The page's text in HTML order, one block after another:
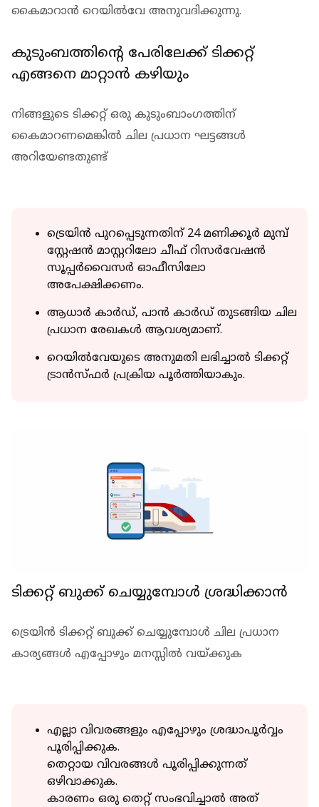
കൈമാറാന്‍ റെയില്‍വേ അനുവദിക്കുന്നു.
കുടുംബത്തിന്റെ പേരിലേക്ക് ടിക്കറ്റ്
എങ്ങനെ മാറ്റാന്‍ കഴിയും
നിങ്ങളുടെ ടിക്കറ്റ് ഒരു കുടുംബാംഗത്തിന്
കൈമാറണമെങ്കില്‍ ചില പ്രധാന ഘട്ടങ്ങള്‍
അറിയേണ്ടതുണ്ട്
ട്രെയിന്‍ പുറപ്പെടുന്നതിന് 24 മണിക്കൂര്‍ മുമ്പ്
സ്റ്റേഷന്‍ മാസ്റ്ററിലോ ചീഫ് റിസര്‍വേഷന്‍
സൂപ്പര്‍വൈസര്‍ ഓഫീസിലോ
അപേക്ഷിക്കണം.
ആധാര്‍ കാര്‍ഡ്, പാന്‍ കാര്‍ഡ് തുടങ്ങിയ ചില
പ്രധാന രേഖകള്‍ ആവശ്യമാണ്.
റെയില്‍വേയുടെ അനുമതി ലഭിച്ചാല്‍ ടിക്കറ്റ്
ട്രാന്‍സ്ഫര്‍ പ്രക്രിയ പൂര്‍ത്തിയാകും.
ടിക്കറ്റ് ബുക്ക് ചെയ്യുമ്പോള്‍ ശ്രദ്ധിക്കാന്‍
ട്രെയിന്‍ ടിക്കറ്റ് ബുക്ക് ചെയ്യുമ്പോള്‍ ചില പ്രധാന
കാര്യങ്ങള്‍ എപ്പോഴും മനസ്സില്‍ വയ്ക്കുക
എല്ലാ വിവരങ്ങളും എപ്പോഴും ശ്രദ്ധാപൂര്‍വ്വം
പൂരിപ്പിക്കുക.
തെറ്റായ വിവരങ്ങള്‍ പൂരിപ്പിക്കുന്നത്
ഒഴിവാക്കുക.
കാരണം ഒരു തെറ്റ് സംഭവിച്ചാല്‍ അത്